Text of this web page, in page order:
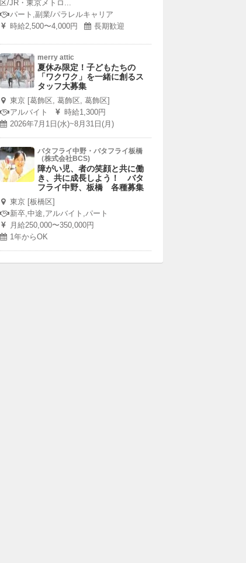
区/JR・東京メトロ...
パート,副業/パラレルキャリア
時給2,500〜4,000円
長期歓迎
merry attic
夏休み限定！子どもたちの
「ワクワク」を一緒に創るス
タッフ大募集
東京 [葛飾区, 葛飾区, 葛飾区]
アルバイト
時給1,300円
2026年7月1日(水)~8月31日(月)
バタフライ中野・バタフライ板橋
（株式会社BCS)
障がい児、者の笑顔と共に働
き、共に成長しよう！ バタ
フライ中野、板橋 各種募集
東京 [板橋区]
新卒,中途,アルバイト,パート
月給250,000〜350,000円
1年からOK